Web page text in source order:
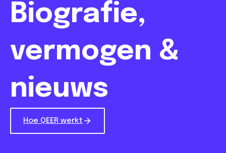
Biografie,
vermogen &
nieuws
Hoe QEER werkt